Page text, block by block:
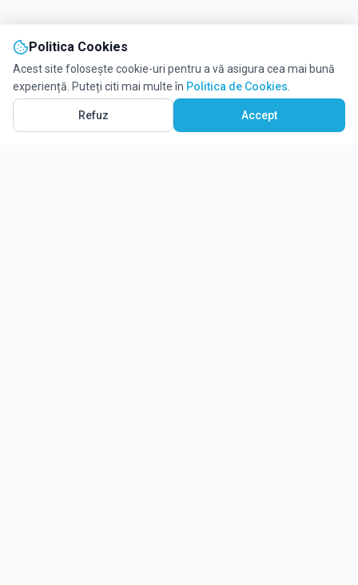
Politica Cookies
Acest site folosește cookie-uri pentru a vă asigura cea mai bună
experiență. Puteți citi mai multe în Politica de Cookies
Refuz Accept